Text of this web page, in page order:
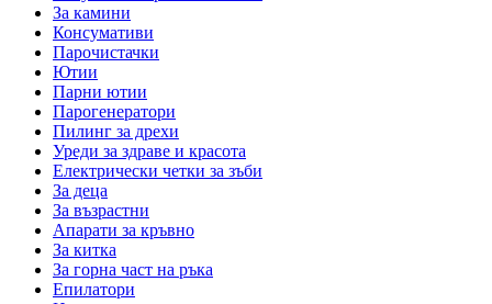
За камини
Консумативи
Парочистачки
Ютии
Парни ютии
Парогенератори
Пилинг за дрехи
Уреди за здраве и красота
Електрически четки за зъби
За деца
За възрастни
Апарати за кръвно
За китка
За горна част на ръка
Епилатори